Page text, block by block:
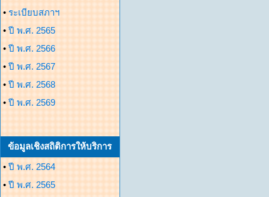
• ระเบียบสภาฯ
• ปี พ.ศ. 2565
• ปี พ.ศ. 2566
• ปี พ.ศ. 2567
• ปี พ.ศ. 2568
• ปี พ.ศ. 2569
ข้อมูลเชิงสถิติการให้บริการ
• ปี พ.ศ. 2564
• ปี พ.ศ. 2565